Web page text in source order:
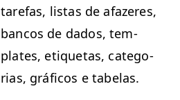
tare­fas, lis­tas de afaz­eres,
ban­cos de dados, tem­
plates, eti­que­tas, cat­e­go­
rias, grá­fi­cos e tabelas.